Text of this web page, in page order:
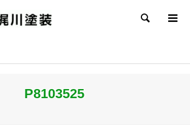
検索
P8103525